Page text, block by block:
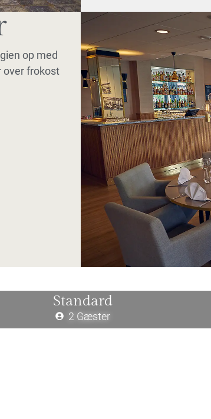
op med
over frokost
Standard
2 Gæster